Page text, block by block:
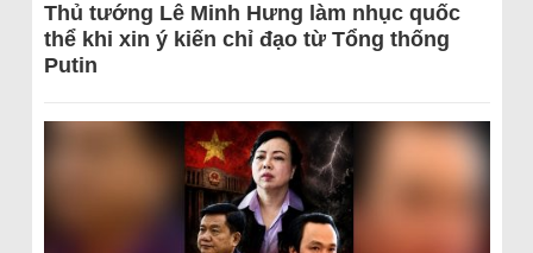
Thủ tướng Lê Minh Hưng làm nhục quốc
thể khi xin ý kiến chỉ đạo từ Tổng thống
Putin